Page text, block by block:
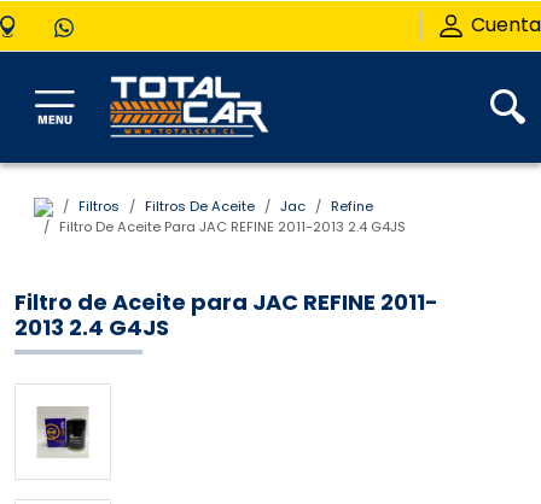
Cuenta
Filtros Filtros De Aceite Jac
Refine
Filtro De Aceite Para JAC REFINE 2011-2013 2.4 G4JS
Filtro de Aceite para JAC REFINE 2011-
2013 2.4 G4JS